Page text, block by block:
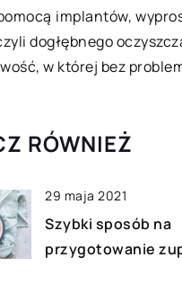
implantów,
dogłębnego
w której bez
RÓWNIEŻ
29 maja 2021
Szybki sposób na
przygotowanie